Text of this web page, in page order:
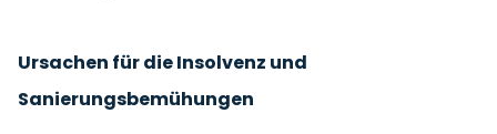
Ursachen für die Insolvenz und
Sanierungsbemühungen